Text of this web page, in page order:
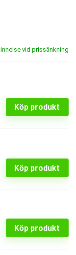
vid prissänkning
Köp produkt
Köp produkt
Köp produkt